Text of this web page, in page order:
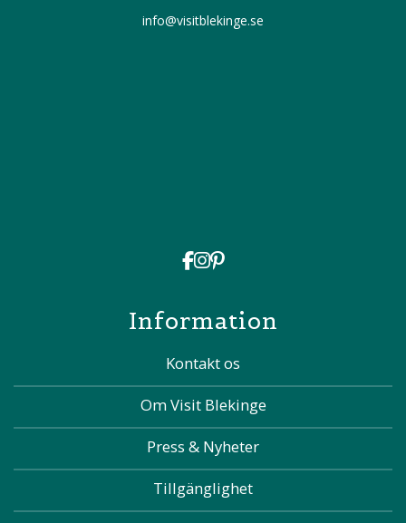
info@visitblekinge.se
Information
Kontakt os
Om Visit Blekinge
Press & Nyheter
Tillgänglighet